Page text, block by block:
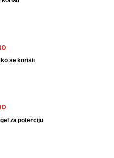
se koristi
za potenciju